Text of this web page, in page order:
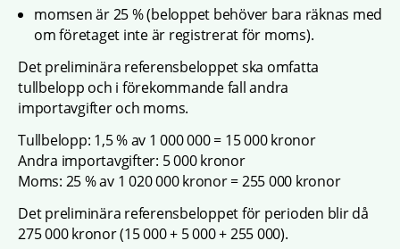
momsen är 25 % (beloppet behöver bara räknas med
om företaget inte är registrerat för moms).
Det preliminära referensbeloppet ska omfatta
tullbelopp och i förekommande fall andra
importavgifter och moms.
Tullbelopp: 1,5 % av 1 000 000 = 15 000 kronor
Andra importavgifter: 5 000 kronor
Moms: 25 % av 1 020 000 kronor = 255 000 kronor
Det preliminära referensbeloppet för perioden blir då
275 000 kronor (15 000 + 5 000 + 255 000).